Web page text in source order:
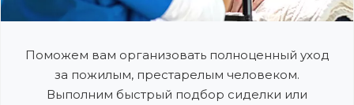
Поможем вам организовать полноценный уход
за пожилым, престарелым человеком.
Выполним быстрый подбор сиделки или